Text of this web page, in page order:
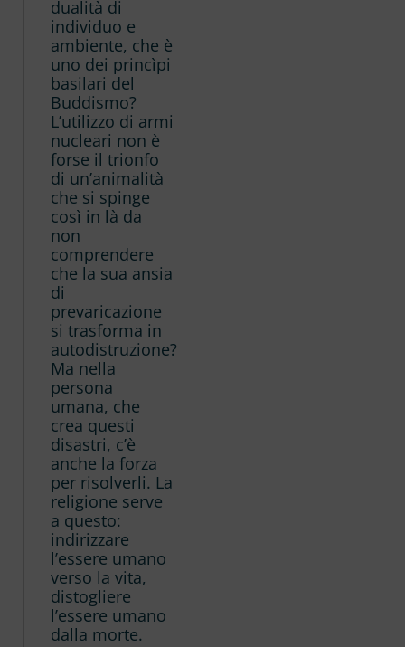
dualità di
individuo e
ambiente, che è
uno dei princìpi
basilari del
Buddismo?
L’utilizzo di armi
nucleari non è
forse il trionfo
di un’animalità
che si spinge
così in là da
non
comprendere
che la sua ansia
di
prevaricazione
si trasforma in
autodistruzione?
Ma nella
persona
umana, che
crea questi
disastri, c’è
anche la forza
per risolverli. La
religione serve
a questo:
indirizzare
l’essere umano
verso la vita,
distogliere
l’essere umano
dalla morte.